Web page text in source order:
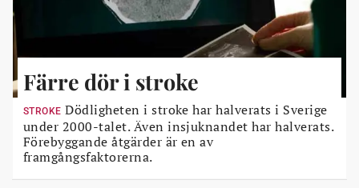
Färre dör i stroke
STROKE Dödligheten i stroke har halverats i Sverige
under 2000-talet. Även insjuknandet har halverats.
Förebyggande åtgärder är en av
framgångsfaktorerna.